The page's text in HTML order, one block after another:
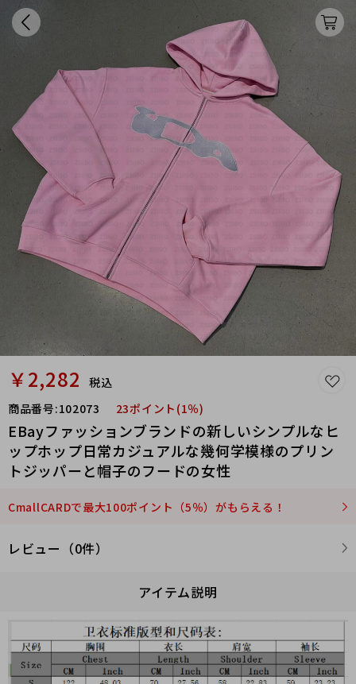
￥2,282
税込
商品番号:102073 23ポイント(1％)
EBayファッションブランドの新しいシンプルなヒ
ップホップ日常カジュアルな幾何学模様のプリン
トジッパーと帽子のフードの女性
CmallCARDで最大100ポイント（5％）がもらえる！
レビュー（0件）
アイテム説明